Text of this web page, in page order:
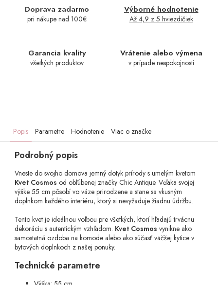
Doprava zadarmo
pri nákupe nad 100€
Výborné hodnotenie
Až 4,9 z 5 hviezdičiek
Garancia kvality
všetkých produktov
Vrátenie alebo výmena
v prípade nespokojnosti
Popis Parametre Hodnotenie Viac o značke
Podrobný popis
Vneste do svojho domova jemný dotyk prírody s umelým kvetom
Kvet Cosmos od obľúbenej značky Chic Antique. Vďaka svojej
výške 55 cm pôsobí vo váze prirodzene a stane sa vkusným
doplnkom každého interiéru, ktorý si nevyžaduje žiadnu údržbu.
Tento kvet je ideálnou voľbou pre všetkých, ktorí hľadajú trvácnu
dekoráciu s autentickým vzhľadom. Kvet Cosmos vynikne ako
samostatná ozdoba na komode alebo ako súčasť väčšej kytice v
bytových doplnkoch z našej ponuky.
Technické parametre